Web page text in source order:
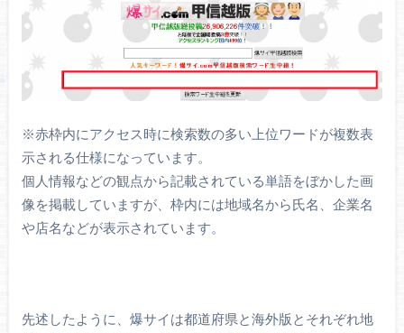
※赤枠内にアクセス時に検索数の多い上位ワードが複数表
示される仕様になっています。
個人情報などの観点から記載されている単語をぼかした画
像を掲載していますが、枠内には地域名から氏名、企業名
や店名などが表示されています。
先述したように、爆サイは都道府県と海外版とそれぞれ地